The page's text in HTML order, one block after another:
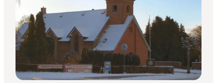
Unterkünfte
Reiseplanung